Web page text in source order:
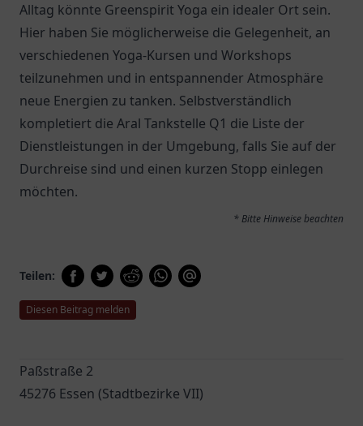
Alltag könnte Greenspirit Yoga ein idealer Ort sein.
Hier haben Sie möglicherweise die Gelegenheit, an
verschiedenen Yoga-Kursen und Workshops
teilzunehmen und in entspannender Atmosphäre
neue Energien zu tanken. Selbstverständlich
kompletiert die Aral Tankstelle Q1 die Liste der
Dienstleistungen in der Umgebung, falls Sie auf der
Durchreise sind und einen kurzen Stopp einlegen
möchten.
* Bitte Hinweise beachten
Teilen:
Diesen Beitrag melden
Paßstraße 2
45276 Essen (Stadtbezirke VII)